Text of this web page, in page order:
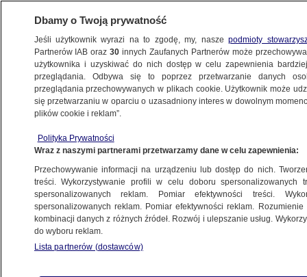
METEO
POGODA
szansa, że odmieni oblicze tegorocznych
wakacji
13.07.2022, 18:52
Udostępnij
Dbamy o Twoją prywatność
Jeśli użytkownik wyrazi na to zgodę, my, naszepodmioty
Partnerów IAB oraz30 innych Zaufanych Partnerów może
użytkownika i uzyskiwać do nich dostęp w celu zapewnienia
przeglądania. Odbywa się to poprzez przetwarzanie danych
przeglądania przechowywanych w plikach cookie. Użytkownik może
się przetwarzaniu w oparciu o uzasadniony interes w dowolnym
plików cookie i reklam”.
Polityka Prywatności
Wraz z naszymi partnerami przetwarzamy dane w celu zapewnienia:
Przechowywanie informacji na urządzeniu lub dostęp do nich.
treści. Wykorzystywanie profili w celu doboru spersonalizowanych
spersonalizowanych reklam. Pomiar efektywności treści.
spersonalizowanych reklam. Pomiar efektywności reklam.
kombinacji danych z różnych źródeł. Rozwój i ulepszanie usług.
do wyboru reklam.
Lista partnerów (dostawców)